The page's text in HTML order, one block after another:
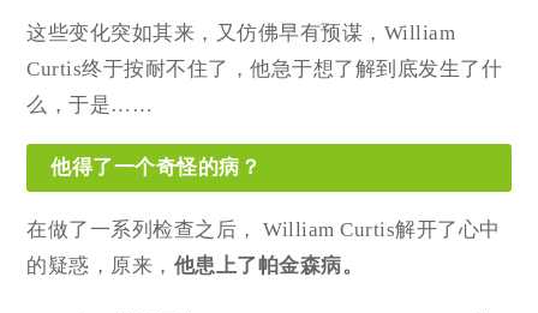
这些变化突如其来，又仿佛早有预谋，William
Curtis终于按耐不住了，他急于想了解到底发生了什
么，于是……
他得了一个奇怪的病？
在做了一系列检查之后， William Curtis解开了心中
的疑惑，原来， 他患上了帕金森病。